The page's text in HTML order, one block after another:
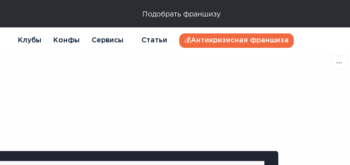
Подобрать франшизу
Клубы Конфы Сервисы Статьи 💰Антикризисная франшиза